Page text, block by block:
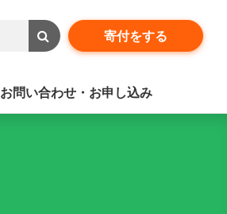
寄付をする
お問い合わせ・お申し込み